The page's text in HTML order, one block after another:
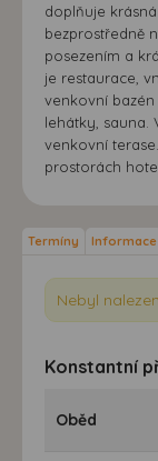
doplňuje
bezprostředně
posezením a
je restaurace,
venkovní
lehátky, sauna.
venkovní
prostorách
Termíny Informace
Nebyl
Konstantní
Oběd